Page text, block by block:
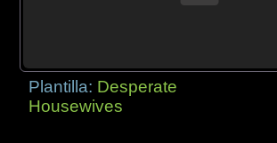
Plantilla: Desperate
Housewives